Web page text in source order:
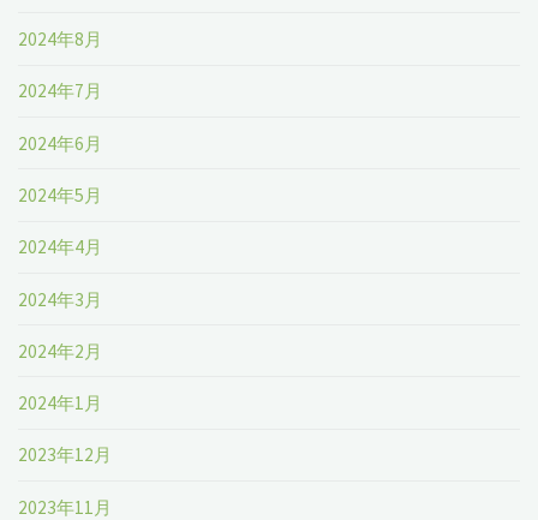
2024年8月
2024年7月
2024年6月
2024年5月
2024年4月
2024年3月
2024年2月
2024年1月
2023年12月
2023年11月